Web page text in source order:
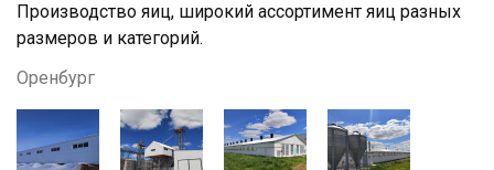
Производство яиц, широкий ассортимент яиц разных
размеров и категорий.
Оренбург